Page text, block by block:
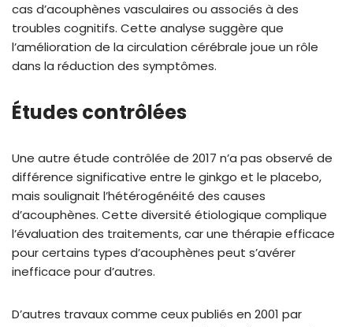
cas d’acouphènes vasculaires ou associés à des
troubles cognitifs. Cette analyse suggère que
l’amélioration de la circulation cérébrale joue un rôle
dans la réduction des symptômes.
Études contrôlées
Une autre étude contrôlée de 2017 n’a pas observé de
différence significative entre le ginkgo et le placebo,
mais soulignait l’hétérogénéité des causes
d’acouphènes. Cette diversité étiologique complique
l’évaluation des traitements, car une thérapie efficace
pour certains types d’acouphènes peut s’avérer
inefficace pour d’autres.
D’autres travaux comme ceux publiés en 2001 par